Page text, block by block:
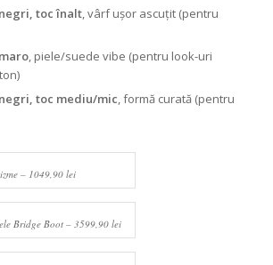
toc înalt, vârf ușor ascuțit (pentru
, piele/suede vibe (pentru look-uri
toc mediu/mic, formă curată (pentru
– 1049,90 lei
Bridge Boot – 3599,90 lei